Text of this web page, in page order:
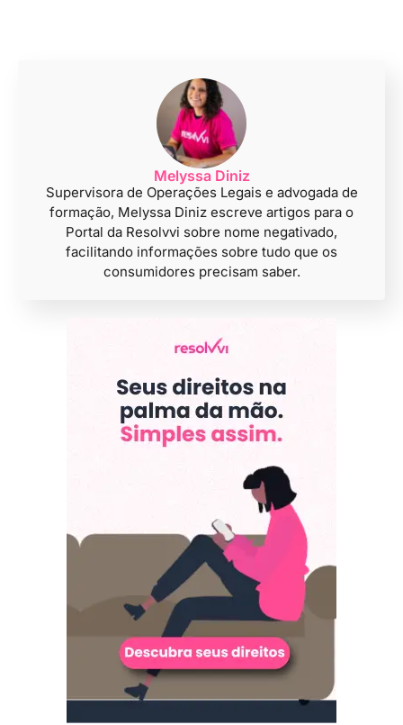
Melyssa Diniz
Supervisora de Operações Legais e advogada de
formação, Melyssa Diniz escreve artigos para o
Portal da Resolvvi sobre nome negativado,
facilitando informações sobre tudo que os
consumidores precisam saber.